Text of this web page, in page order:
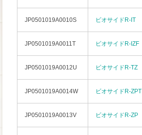
JP0501019A0010S ビオサイドR-IT
JP0501019A0011T ビオサイドR-IZF
JP0501019A0012U ビオサイドR-TZ
JP0501019A0014W ビオサイドR-ZPT
JP0501019A0013V ビオサイドR-ZP